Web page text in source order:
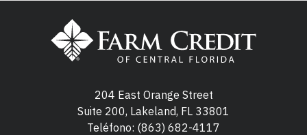
204 East Orange Street
Suite 200, Lakeland, FL 33801
Teléfono: (863) 682-4117